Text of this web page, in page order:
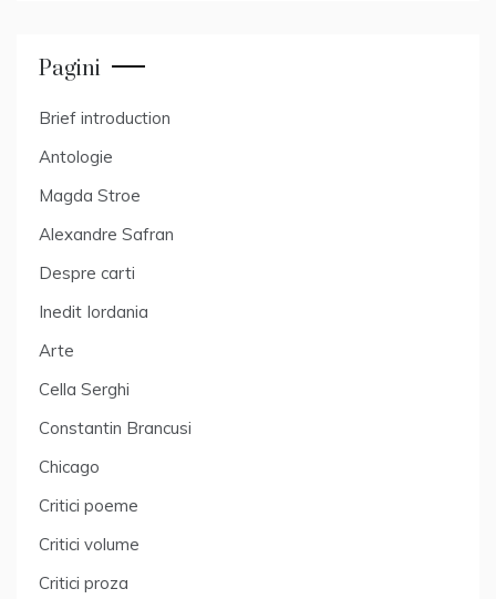
Pagini
Brief introduction
Antologie
Magda Stroe
Alexandre Safran
Despre carti
Inedit Iordania
Arte
Cella Serghi
Constantin Brancusi
Chicago
Critici poeme
Critici volume
Critici proza